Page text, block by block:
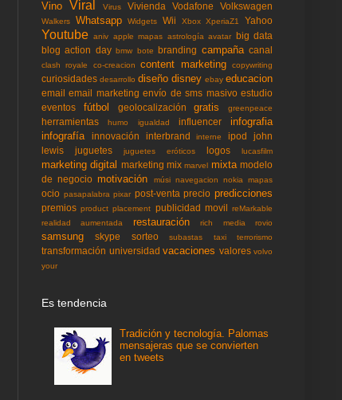
Vino Viral Virus Vivienda Vodafone Volkswagen
Walkers Whatsapp Widgets Wii Xbox XperiaZ1 Yahoo
Youtube aniv apple mapas astrología avatar big data
blog action day bmw bote branding campaña canal
clash royale co-creacion content marketing copywriting
curiosidades desarrollo diseño disney ebay educacion
email email marketing envío de sms masivo estudio
eventos
fútbol geolocalización gratis greenpeace
herramientas humo igualdad influencer
infografia
infografía
innovación interbrand interne ipod
john
lewis
juguetes juguetes eróticos logos lucasfilm
marketing digital marketing mix marvel mixta modelo
de negocio motivación músi navegacion nokia mapas
ocio pasapalabra pixar post-venta precio predicciones
premios product placement publicidad movil reMarkable
realidad aumentada
restauración rich media rovio
samsung skype sorteo subastas taxi terrorismo
transformación universidad vacaciones valores volvo
your
Es tendencia
Tradición y tecnología. Palomas
mensajeras que se convierten
en tweets